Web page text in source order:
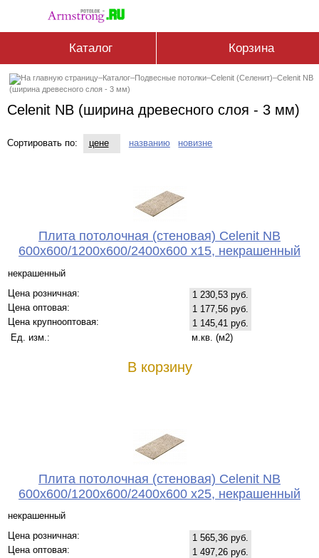
Каталог Корзина
–Каталог–Подвесные потолки–Celenit (Селенит)–Celenit NB
(ширина древесного слоя - 3 мм)
Celenit NB (ширина древесного слоя - 3 мм)
Сортировать по: цене названию новизне
Плита потолочная (стеновая) Celenit NB
600x600/1200x600/2400x600 x15, некрашенный
некрашенный
Цена розничная:
1 230,53 руб.
Цена оптовая:
1 177,56 руб.
Цена крупнооптовая:
1 145,41 руб.
Ед. изм.:
м.кв. (м2)
В корзину
Плита потолочная (стеновая) Celenit NB
600x600/1200x600/2400x600 x25, некрашенный
некрашенный
Цена розничная:
1 565,36 руб.
Цена оптовая:
1 497,26 руб.